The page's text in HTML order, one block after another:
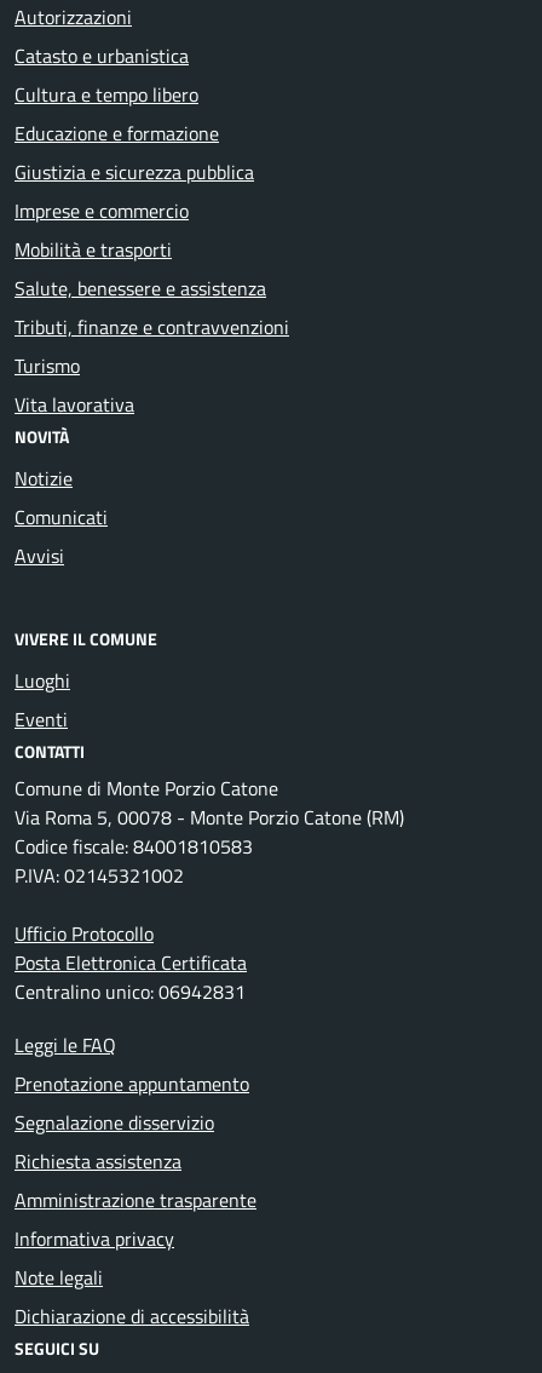
Autorizzazioni
Catasto e urbanistica
Cultura e tempo libero
Educazione e formazione
Giustizia e sicurezza pubblica
Imprese e commercio
Mobilità e trasporti
Salute, benessere e assistenza
Tributi, finanze e contravvenzioni
Turismo
Vita lavorativa
NOVITÀ
Notizie
Comunicati
Avvisi
VIVERE IL COMUNE
Luoghi
Eventi
CONTATTI
Comune di Monte Porzio Catone
Via Roma 5, 00078 - Monte Porzio Catone (RM)
Codice fiscale: 84001810583
P.IVA: 02145321002
Ufficio Protocollo
Posta Elettronica Certificata
Centralino unico: 06942831
Leggi le FAQ
Prenotazione appuntamento
Segnalazione disservizio
Richiesta assistenza
Amministrazione trasparente
Informativa privacy
Note legali
Dichiarazione di accessibilità
SEGUICI SU